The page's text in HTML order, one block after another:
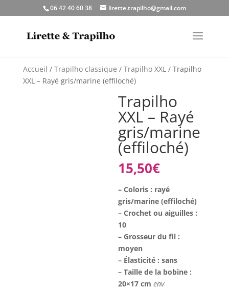
06 42 40 60 38 lirette.trapilho@gmail.com
Accueil / Trapilho classique / Trapilho XXL/ Trapilho
XXL – Rayé gris/marine (effiloché)
Trapilho
XXL – Rayé
gris/marine
(effiloché)
15,50€
– Coloris : rayé
gris/marine (effiloché)
– Crochet ou aiguilles :
10
– Grosseur du fil :
moyen
– Élasticité : sans
– Taille de la bobine :
20×17 cmenv